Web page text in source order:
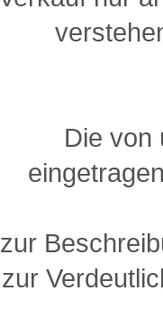
Die von
zur
zur